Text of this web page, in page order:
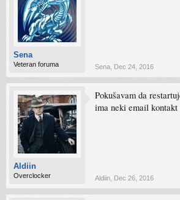
Sena
Veteran foruma Sena Dec 24, 2016
Aldiin
Overclocker
Pokušavam da
ima neki email
Aldiin Dec 26, 2016